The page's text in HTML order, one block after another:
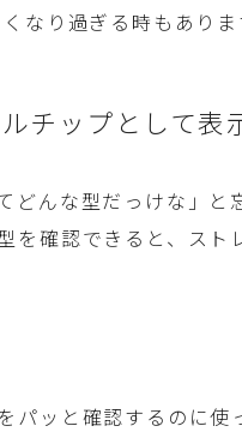
なり過ぎる時もあり
チップとして表
どんな型だっけな」と
を確認できると、スト
ッと確認するのに使